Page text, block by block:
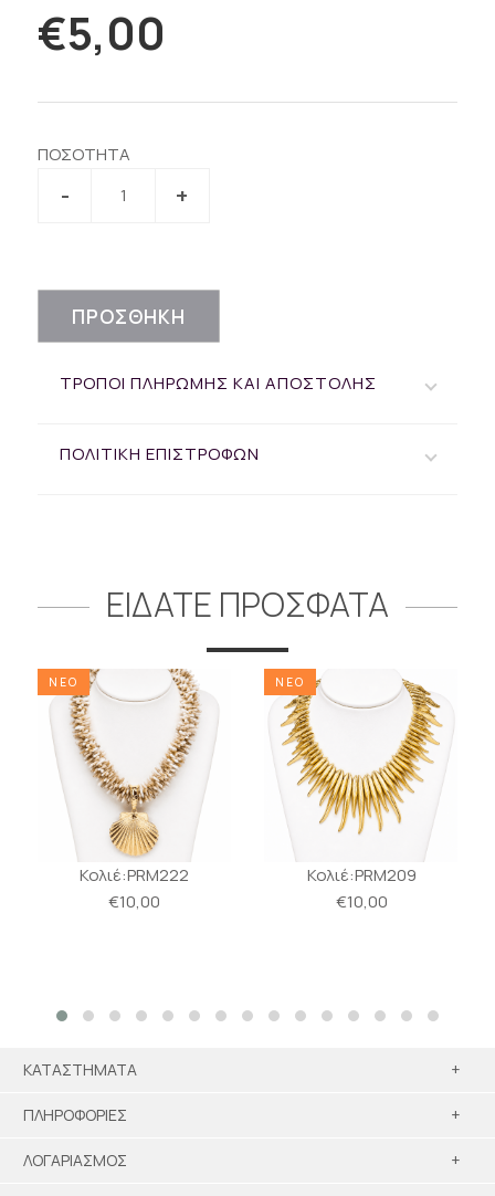
€5,00
ΠΟΣΟΤΗΤΑ
ΠΡΟΣΘΗΚΗ
ΤΡΟΠΟΙ ΠΛΗΡΩΜΗΣ ΚΑΙ ΑΠΟΣΤΟΛΗΣ
ΠΟΛΙΤΙΚΗ ΕΠΙΣΤΡΟΦΩΝ
ΕΙΔΑΤΕ ΠΡΟΣΦΑΤΑ
ΝΕΟ
Κολιέ:PRM222
€10,00
ΝΕΟ
Κολιέ:PRM209
€10,00
ΚΑΤΑΣΤΗΜΑΤΑ +
ΠΛΗΡΟΦΟΡΙΕΣ +
ΛΟΓΑΡΙΑΣΜΟΣ +